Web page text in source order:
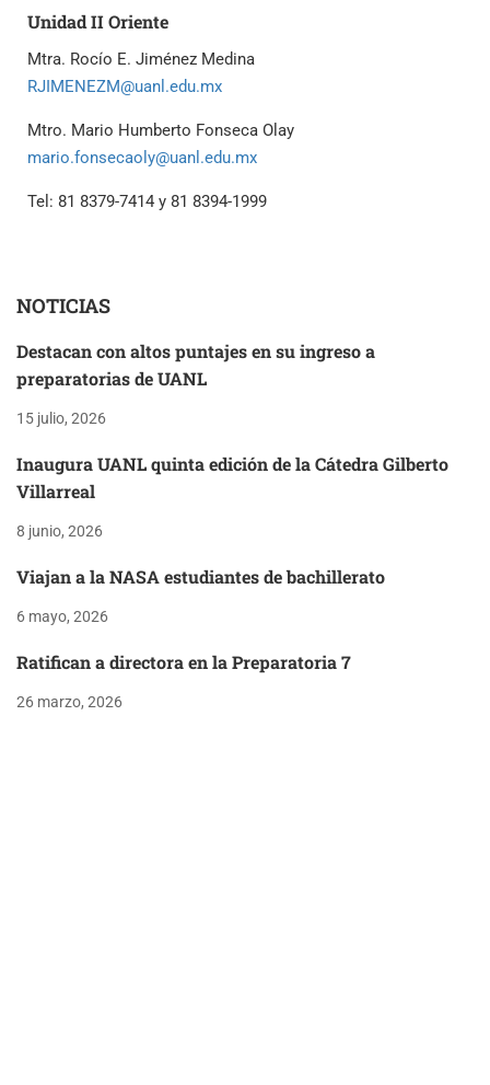
Unidad II Oriente
Mtra. Rocío E. Jiménez Medina
RJIMENEZM@uanl.edu.mx
Mtro. Mario Humberto Fonseca Olay
mario.fonsecaoly@uanl.edu.mx
Tel: 81 8379-7414 y 81 8394-1999
NOTICIAS
Destacan con altos puntajes en su ingreso a
preparatorias de UANL
15 julio, 2026
Inaugura UANL quinta edición de la Cátedra Gilberto
Villarreal
8 junio, 2026
Viajan a la NASA estudiantes de bachillerato
6 mayo, 2026
Ratifican a directora en la Preparatoria 7
26 marzo, 2026